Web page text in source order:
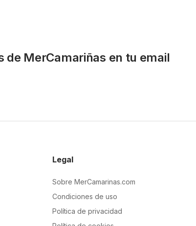
de MerCamariñas en tu email
Legal
Sobre MerCamarinas.com
Condiciones de uso
Política de privacidad